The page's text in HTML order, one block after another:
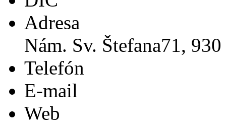
Adresa
Nám. Sv. Štefana71,
Telefón
E-mail
Web